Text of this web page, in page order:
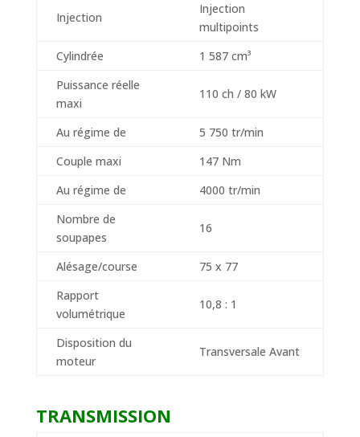
Injection
Injection
multipoints
Cylindrée
1 587 cm³
Puissance réelle
maxi
110 ch / 80 kW
Au régime de
5 750 tr/min
Couple maxi
147 Nm
Au régime de
4000 tr/min
Nombre de
soupapes
16
Alésage/course
75 x 77
Rapport
volumétrique
10,8 : 1
Disposition du
moteur
Transversale Avant
TRANSMISSION